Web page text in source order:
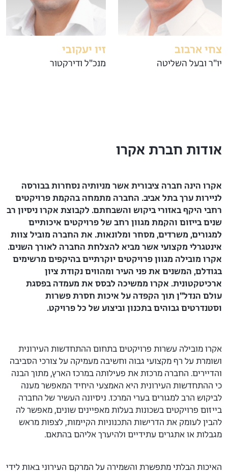
צחי ארבוב
יו"ר ובעל השליטה
זיו יעקובי
מנכ"ל ודירקטור
אודות חברת אקרו
אקרו הינה חברה ציבורית אשר מניותיה נסחרות בבורסה
לניירות ערך בתל אביב. החברה מתמחה בהקמת פרויקטים
רחבי היקף באזורי ביקוש והשבחתם. לקבוצת אקרו ניסיון רב
שנים בייזום והקמת מגוון רחב של פרויקטים איכותיים
למגורים, משרדים, מסחר ומלונאות. את החברה מוביל צוות
אינטגרלי מקצועי אשר מביא להצלחת החברה לאורך השנים.
אקרו מובילה מגוון פרויקטים יוקרתיים בהיקפים מרשימים
בגודלם, המשנים את פני העיר ומהווים נקודת ציון
ארכיטקטונית. אקרו ממשיכה לבסס את מעמדה בפסגת
עולם הנדל"ן תוך הקפדה על איכות חסרת פשרות
וסטנדרטים גבוהים בתכנון וביצוע של כל פרויקט.
אקרו מובילה עשרות פרויקטים בתחום ההתחדשות העירונית
ושומרת על רף מקצועי גבוה וחשיבה מעמיקה על צורכי הסביבה
והדיירים. החברה מרכזת את פעילותה במרכז הארץ, מתוך הבנה
כי ההתחדשות העירונית היא האמצעי היחיד המאפשר מענה
לביקוש הרב למגורים בערי המרכז. ניסיונה העשיר של החברה
בייזום פרויקטים בשכונות בעלות מאפיינים שונים, מאפשר לה
להבין לעומק את הדרישות התכנוניות הקיימות, לצפות מראש
מגבלות או אתגרים עתידיים ולהיערך אליהם בהתאם.
האיכות הבלתי מתפשרת והשמירה על המרקם העירוני באות לידי